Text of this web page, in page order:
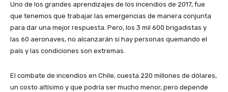
Uno de los grandes aprendizajes de los incendios de 2017, fue
que tenemos que trabajar las emergencias de manera conjunta
para dar una mejor respuesta. Pero, los 3 mil 600 brigadistas y
las 60 aeronaves, no alcanzarán si hay personas quemando el
país y las condiciones son extremas.
El combate de incendios en Chile, cuesta 220 millones de dólares,
un costo altísimo y que podría ser mucho menor, pero depende